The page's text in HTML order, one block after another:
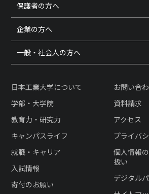
保護者の方へ
企業の方へ
一般・社会人の方へ
日本工業大学について
学部・大学院
教育力・研究力
キャンパスライフ
就職・キャリア
入試情報
寄付のお願い
お問い合
資料請求
アクセス
プライバ
個人情報
扱い
デジタル